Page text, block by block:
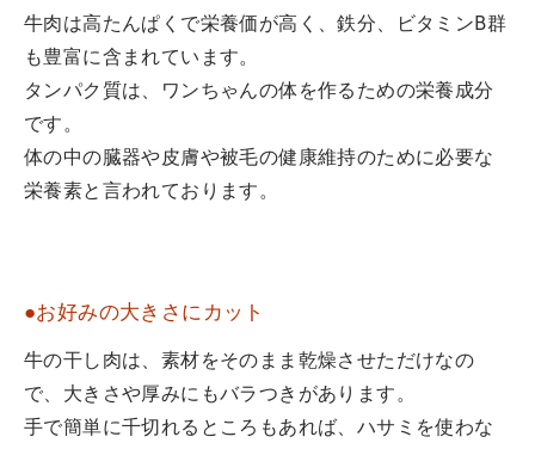
牛肉は高たんぱくで栄養価が高く、鉄分、ビタミンB群
も豊富に含まれています。
タンパク質は、ワンちゃんの体を作るための栄養成分
です。
体の中の臓器や皮膚や被毛の健康維持のために必要な
栄養素と言われております。
●お好みの大きさにカット
牛の干し肉は、素材をそのまま乾燥させただけなの
で、大きさや厚みにもバラつきがあります。
手で簡単に千切れるところもあれば、ハサミを使わな